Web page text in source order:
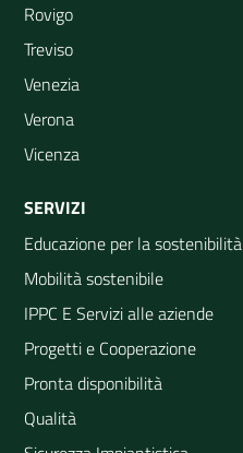
Rovigo
Treviso
Venezia
Verona
Vicenza
SERVIZI
Educazione per la sostenibilità
Mobilità sostenibile
IPPC E Servizi alle aziende
Progetti e Cooperazione
Pronta disponibilità
Qualità